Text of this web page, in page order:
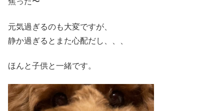
元気過ぎるのも大変ですが、
静か過ぎるとまた心配だし、、、
ほんと子供と一緒です。